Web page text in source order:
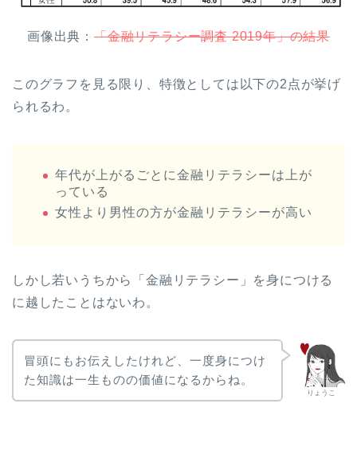
画像出典： 「金融リテラシー調査 2019年」の結果
このグラフを見る限り、特徴としては以下の2点が挙げ
られるわ。
年代が上がるごとに金融リテラシーは上が
っている
女性より男性の方が金融リテラシーが高い
しかし若いうちから「金融リテラシー」を身につける
に越したことはないわ。
りょうこ
冒頭にもお伝えしたけれど、一度身につけ
た知識は一生ものの価値になるからね。